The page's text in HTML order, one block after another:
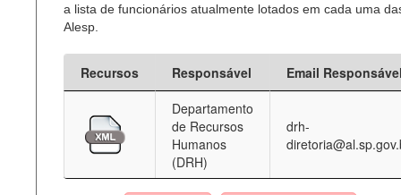
a lista de funcionários atualmente lotados em cada uma
Alesp.
Recursos Responsável
Email
Departamento
de Recursos
Humanos
(DRH)
drh-